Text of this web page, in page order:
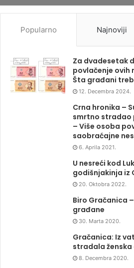
Popularno Najnoviji
Za dvadesetak
povlačenje ovih
Šta građani
12. Decembra 2024.
Crna hronika –
smrtno stradao
– Više osoba
saobraćajne
6. Aprila 2021.
U nesreći kod
godišnjakinja iz
20. Oktobra 2022.
Biro Gračanica
građane
30. Marta 2020.
Gračanica: Iz
stradala ženska
8. Decembra 2020.